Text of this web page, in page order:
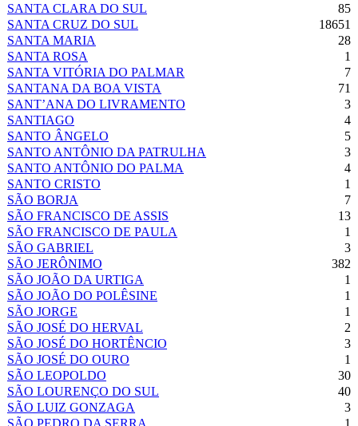
SANTA CLARA DO SUL
85
SANTA CRUZ DO SUL
18651
SANTA MARIA
28
SANTA ROSA
1
SANTA VITÓRIA DO PALMAR
7
SANTANA DA BOA VISTA
71
SANT’ANA DO LIVRAMENTO
3
SANTIAGO
4
SANTO ÂNGELO
5
SANTO ANTÔNIO DA PATRULHA
3
SANTO ANTÔNIO DO PALMA
4
SANTO CRISTO
1
SÃO BORJA
7
SÃO FRANCISCO DE ASSIS
13
SÃO FRANCISCO DE PAULA
1
SÃO GABRIEL
3
SÃO JERÔNIMO
382
SÃO JOÃO DA URTIGA
1
SÃO JOÃO DO POLÊSINE
1
SÃO JORGE
1
SÃO JOSÉ DO HERVAL
2
SÃO JOSÉ DO HORTÊNCIO
3
SÃO JOSÉ DO OURO
1
SÃO LEOPOLDO
30
SÃO LOURENÇO DO SUL
40
SÃO LUIZ GONZAGA
3
SÃO PEDRO DA SERRA
1